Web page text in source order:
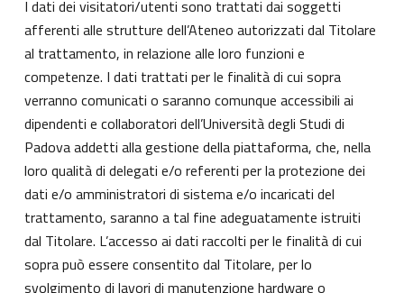
I dati dei visitatori/utenti sono trattati dai soggetti
afferenti alle strutture dell’Ateneo autorizzati dal Titolare
al trattamento, in relazione alle loro funzioni e
competenze. I dati trattati per le finalità di cui sopra
verranno comunicati o saranno comunque accessibili ai
dipendenti e collaboratori dell’Università degli Studi di
Padova addetti alla gestione della piattaforma, che, nella
loro qualità di delegati e/o referenti per la protezione dei
dati e/o amministratori di sistema e/o incaricati del
trattamento, saranno a tal fine adeguatamente istruiti
dal Titolare. L’accesso ai dati raccolti per le finalità di cui
sopra può essere consentito dal Titolare, per lo
svolgimento di lavori di manutenzione hardware o